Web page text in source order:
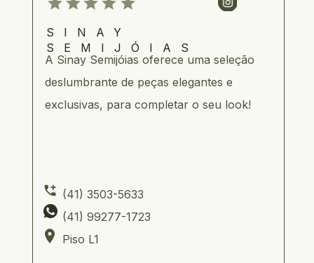
SINAY
SEMIJÓIAS
A Sinay Semijóias oferece uma seleção
deslumbrante de peças elegantes e
exclusivas, para completar o seu look!
(41) 3503-5633
(41) 99277-1723
Piso L1